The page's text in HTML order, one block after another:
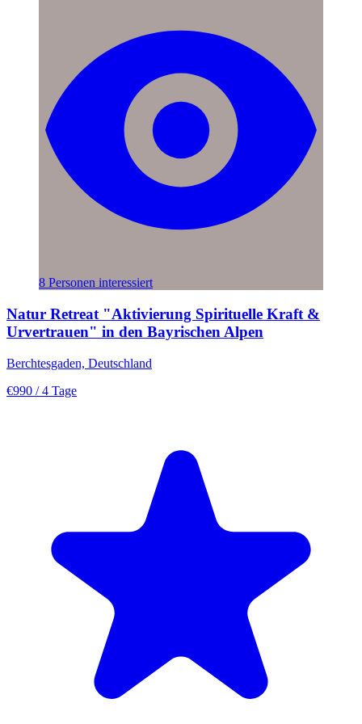
8 Personen interessiert
Natur Retreat "Aktivierung Spirituelle Kraft &
Urvertrauen" in den Bayrischen Alpen
Berchtesgaden, Deutschland
€990 / 4 Tage